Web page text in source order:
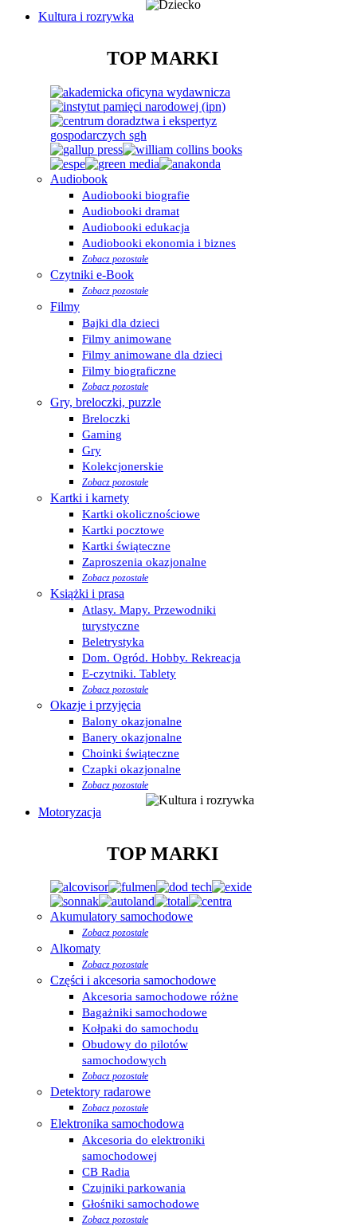
Kultura i rozrywka
TOP MARKI
Audiobook
Audiobooki biografie
Audiobooki dramat
Audiobooki edukacja
Audiobooki ekonomia i biznes
Zobacz pozostałe
Czytniki e-Book
Zobacz pozostałe
Filmy
Bajki dla dzieci
Filmy animowane
Filmy animowane dla dzieci
Filmy biograficzne
Zobacz pozostałe
Gry, breloczki, puzzle
Breloczki
Gaming
Gry
Kolekcjonerskie
Zobacz pozostałe
Kartki i karnety
Kartki okolicznościowe
Kartki pocztowe
Kartki świąteczne
Zaproszenia okazjonalne
Zobacz pozostałe
Książki i prasa
Atlasy. Mapy. Przewodniki
turystyczne
Beletrystyka
Dom. Ogród. Hobby. Rekreacja
E-czytniki. Tablety
Zobacz pozostałe
Okazje i przyjęcia
Balony okazjonalne
Banery okazjonalne
Choinki świąteczne
Czapki okazjonalne
Zobacz pozostałe
Motoryzacja
TOP MARKI
Akumulatory samochodowe
Zobacz pozostałe
Alkomaty
Zobacz pozostałe
Części i akcesoria samochodowe
Akcesoria samochodowe różne
Bagażniki samochodowe
Kołpaki do samochodu
Obudowy do pilotów
samochodowych
Zobacz pozostałe
Detektory radarowe
Zobacz pozostałe
Elektronika samochodowa
Akcesoria do elektroniki
samochodowej
CB Radia
Czujniki parkowania
Głośniki samochodowe
Zobacz pozostałe